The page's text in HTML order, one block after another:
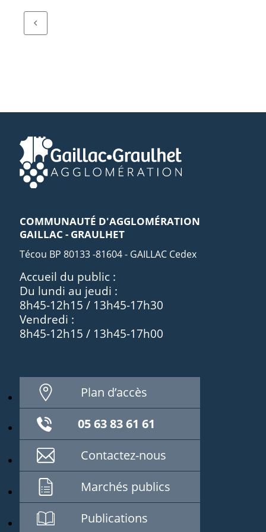
COMMUNAUTÉ D'AGGLOMÉRATION
GAILLAC - GRAULHET
Técou BP 80133 -81604 - GAILLAC Cedex
Accueil du public :
Du lundi au jeudi :
8h45-12h15 / 13h45-17h30
Vendredi :
8h45-12h15 / 13h45-17h00
Plan d’accès
05 63 83 61 61
Contactez-nous
Marchés publics
Publications